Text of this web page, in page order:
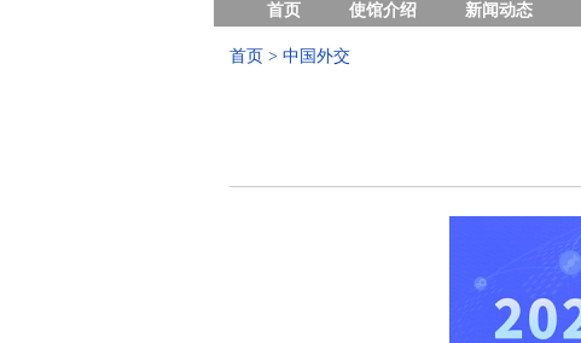
首页 使馆介绍 新闻动态
首页 > 中国外交